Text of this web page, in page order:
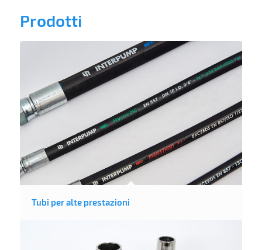
Prodotti
Tubi per alte prestazioni